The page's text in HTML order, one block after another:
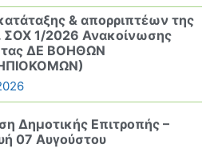
& απορριπτέων της
ΣΟΧ 1/2026 Ανακοίνωσης
ΔΕ ΒΟΗΘΩΝ
Δημοτικής Επιτροπής –
07 Αυγούστου